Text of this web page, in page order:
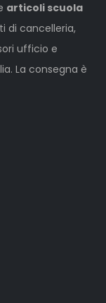
articoli scuola
di cancelleria,
ufficio e
La consegna è